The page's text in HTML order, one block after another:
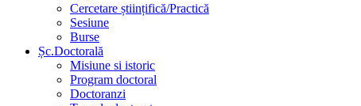
Cercetare științifică/Practică
Sesiune
Burse
Șc.Doctorală
Misiune si istoric
Program doctoral
Doctoranzi